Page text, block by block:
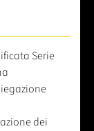
Serie
dei